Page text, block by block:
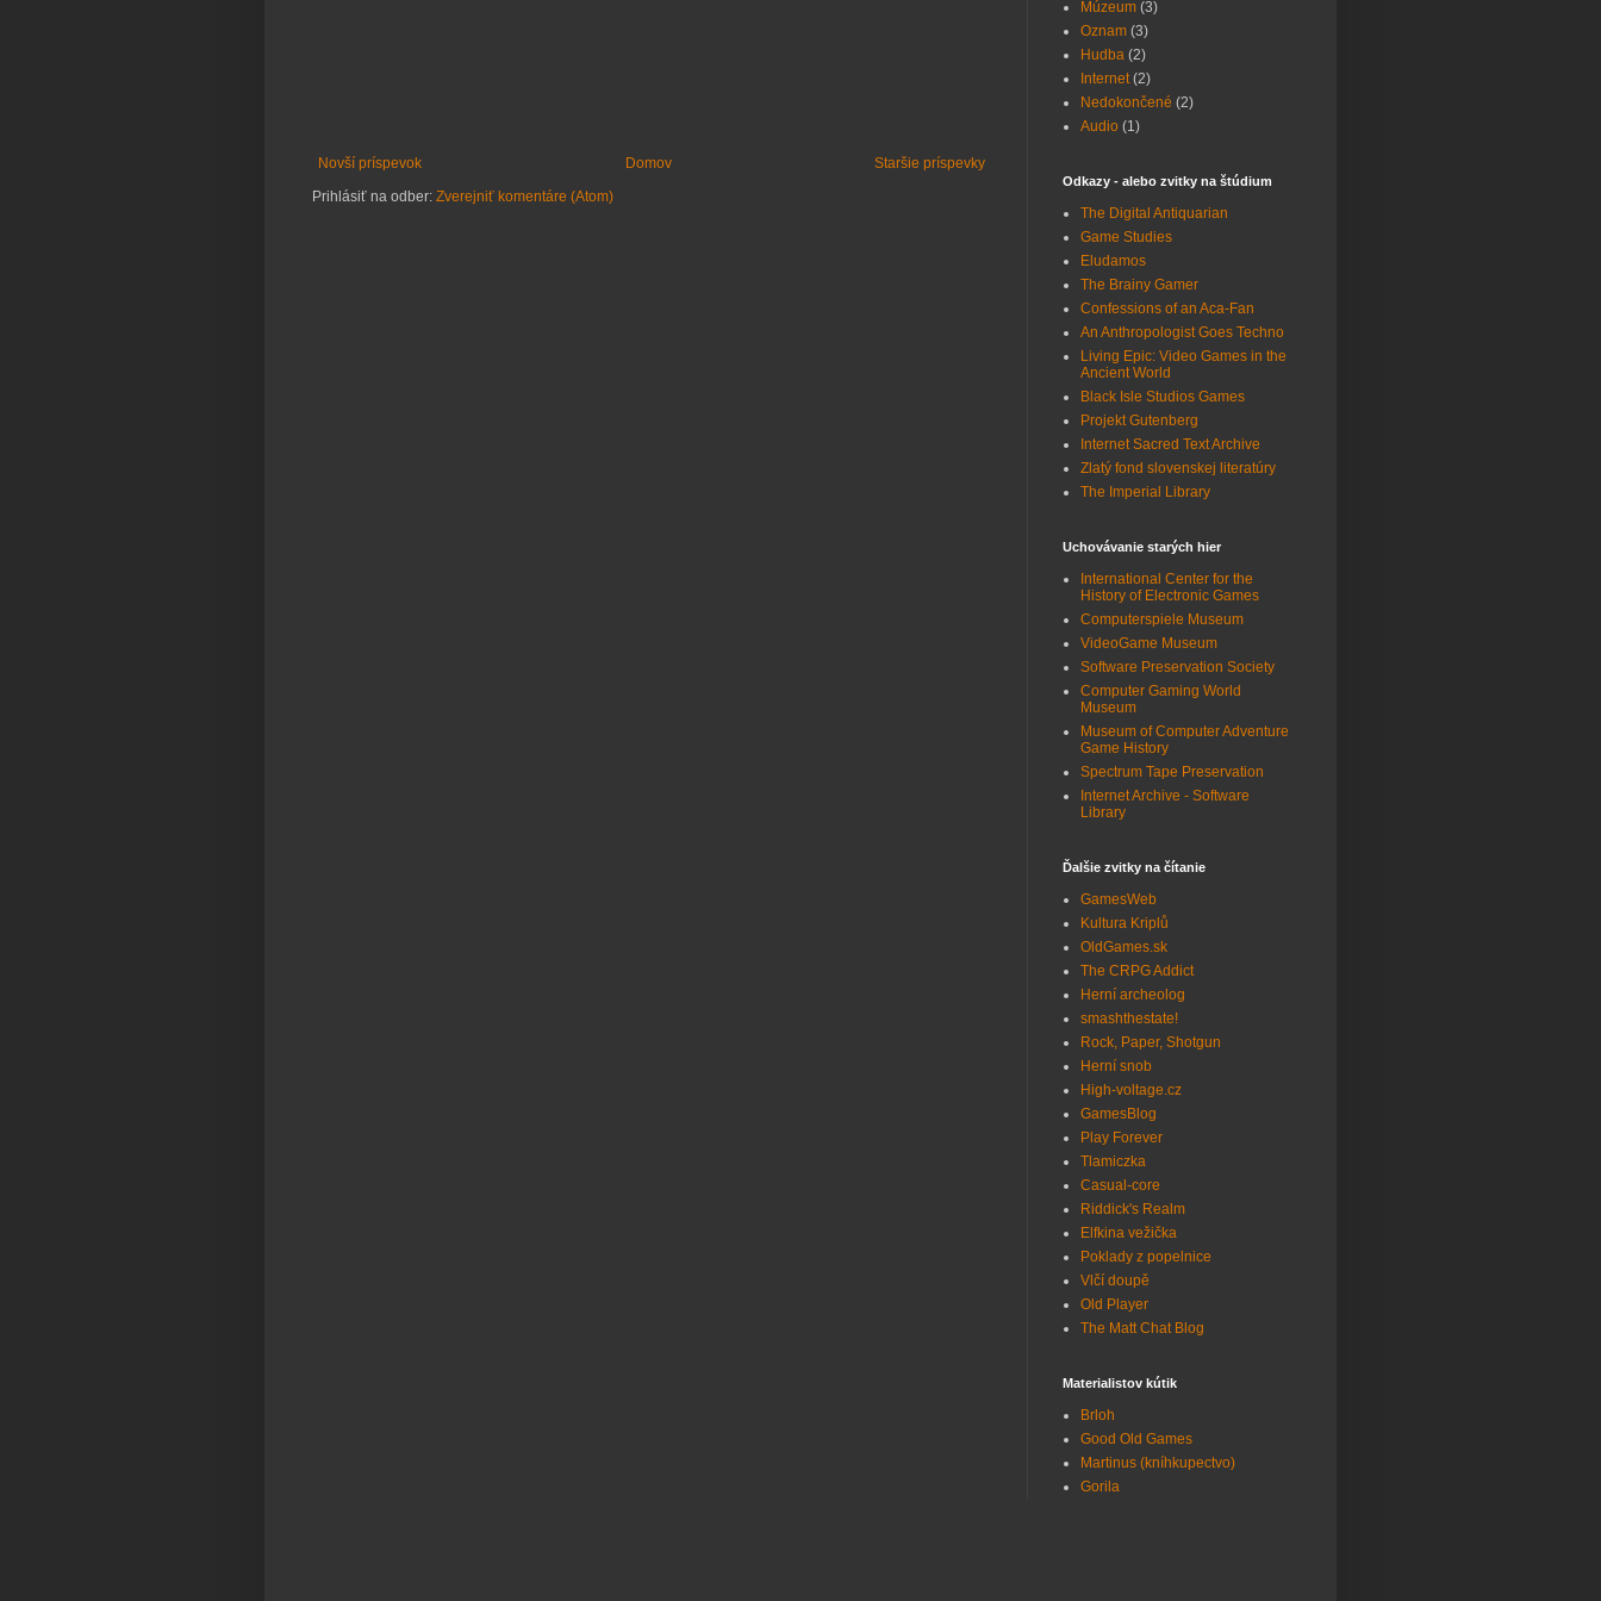
Novší príspevok Staršie príspevky
Domov
Prihlásiť na odber: Zverejniť komentáre (Atom)
Múzeum (3)
Oznam (3)
Hudba (2)
Internet (2)
Nedokončené (2)
Audio (1)
Odkazy - alebo zvitky na štúdium
The Digital Antiquarian
Game Studies
Eludamos
The Brainy Gamer
Confessions of an Aca-Fan
An Anthropologist Goes Techno
Living Epic: Video Games in the
Ancient World
Black Isle Studios Games
Projekt Gutenberg
Internet Sacred Text Archive
Zlatý fond slovenskej literatúry
The Imperial Library
Uchovávanie starých hier
International Center for the
History of Electronic Games
Computerspiele Museum
VideoGame Museum
Software Preservation Society
Computer Gaming World
Museum
Museum of Computer Adventure
Game History
Spectrum Tape Preservation
Internet Archive - Software
Library
Ďalšie zvitky na čítanie
GamesWeb
Kultura Kriplů
OldGames.sk
The CRPG Addict
Herní archeolog
smashthestate!
Rock, Paper, Shotgun
Herní snob
High-voltage.cz
GamesBlog
Play Forever
Tlamiczka
Casual-core
Riddick's Realm
Elfkina vežička
Poklady z popelnice
Vlčí doupě
Old Player
The Matt Chat Blog
Materialistov kútik
Brloh
Good Old Games
Martinus (kníhkupectvo)
Gorila